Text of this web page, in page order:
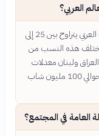
العربي؟
تُشير البيانات الدولية إلى أن معدل بطالة الشباب العربي يتراوح بين 25 إلى
تختلف هذه النسب من
ولبنان معدلات
أعلى بسبب الظروف الاقتصادية والأمنية. يعاني حوالي 100 مليون شاب
العامة في المجتمع؟